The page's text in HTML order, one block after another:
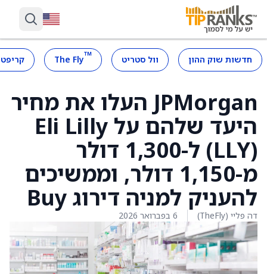
חדשות שוק ההון וול סטריט ™
The Fly
JPMorgan העלו את מחיר
היעד שלהם על Eli Lilly
(LLY) ל-1,300 דולר
מ-1,150 דולר, וממשיכים
להעניק למניה דירוג Buy
דה פליי (TheFly) 6 בפברואר 2026